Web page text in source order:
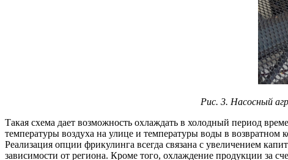
Рис. 3. Насосный
Такая схема дает возможность охлаждать в холодный период
температуры воздуха на улице и температуры воды в возвратном
Реализация опции фрикулинга всегда связана с увеличением
зависимости от региона. Кроме того, охлаждение продукции за